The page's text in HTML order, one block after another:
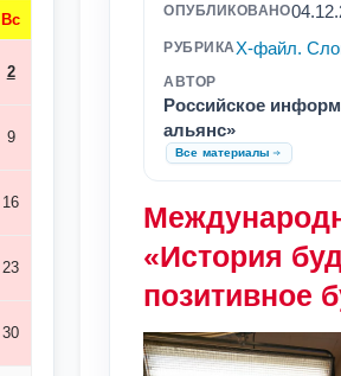
Вс
2
9
16
23
30
ОПУБЛИКОВАНО
РУБРИКАХ-файл.
АВТОР
Российское
альянс»
Все материалы
«История
позитивное